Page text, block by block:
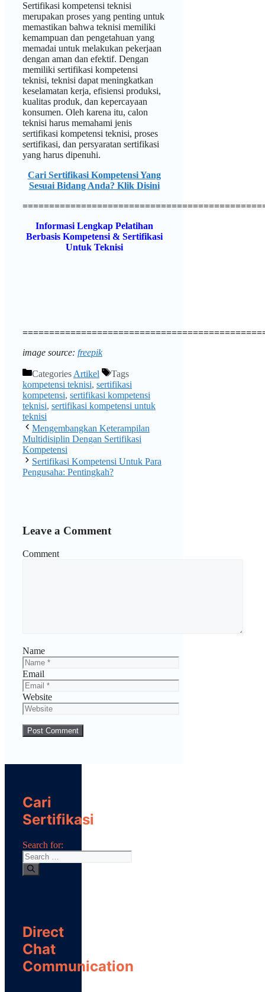
Sertifikasi kompetensi teknisi
merupakan proses yang penting untuk
memastikan bahwa teknisi memiliki
kemampuan dan pengetahuan yang
memadai untuk melakukan pekerjaan
dengan aman dan efektif. Dengan
memiliki sertifikasi kompetensi
teknisi, teknisi dapat meningkatkan
keselamatan kerja, efisiensi produksi,
kualitas produk, dan kepercayaan
konsumen. Oleh karena itu, calon
teknisi harus memahami jenis
sertifikasi kompetensi teknisi, proses
sertifikasi, dan persyaratan sertifikasi
yang harus dipenuhi.
Cari Sertifikasi Kompetensi Yang
Sesuai Bidang Anda? Klik Disini
Informasi Lengkap Pelatihan
Berbasis Kompetensi & Sertifikasi
Untuk Teknisi
image source: freepik
CategoriesArtikel
Tags
kompetensi teknisi, sertifikasi
kompetensi, sertifikasi kompetensi
teknisi, sertifikasi kompetensi untuk
teknisi
Mengembangkan Keterampilan
Multidisiplin Dengan Sertifikasi
Kompetensi
Sertifikasi Kompetensi Untuk Para
Pengusaha: Pentingkah?
Leave a Comment
Comment
Name
Email
Website
Cari
Sertifikasi
Search for:
Direct
Chat
Communication